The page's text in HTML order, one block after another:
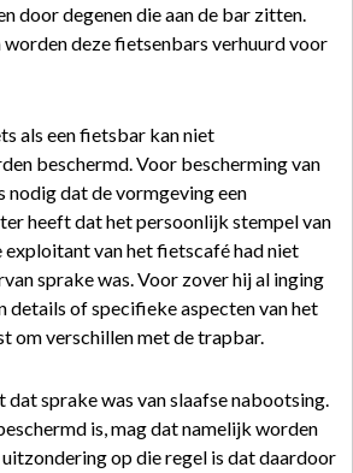
door degenen die aan de bar zitten.
worden deze fietsenbars verhuurd voor
als een fietsbar kan niet
beschermd. Voor bescherming van
nodig dat de vormgeving een
heeft dat het persoonlijk stempel van
exploitant van het fietscafé had niet
sprake was. Voor zover hij al inging
details of specifieke aspecten van het
om verschillen met de trapbar.
sprake was van slaafse nabootsing.
is, mag dat namelijk worden
op die regel is dat daardoor